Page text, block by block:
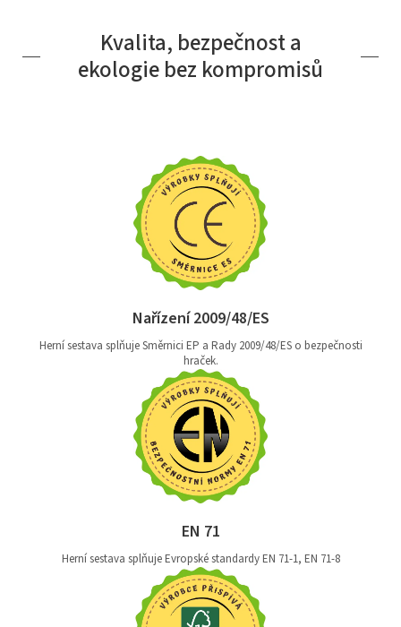
Kvalita, bezpečnost a
ekologie bez kompromisů
Nařízení 2009/48/ES
Herní sestava splňuje Směrnici EP a Rady 2009/48/ES o bezpečnosti
hraček.
EN 71
Herní sestava splňuje Evropské standardy EN 71-1, EN 71-8